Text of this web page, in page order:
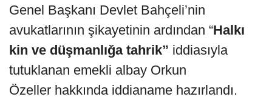
Genel Başkanı Devlet Bahçeli’nin
avukatlarının şikayetinin ardından “Halkı
kin ve düşmanlığa tahrik” iddiasıyla
tutuklanan emekli albay Orkun
Özeller hakkında iddianame hazırlandı.